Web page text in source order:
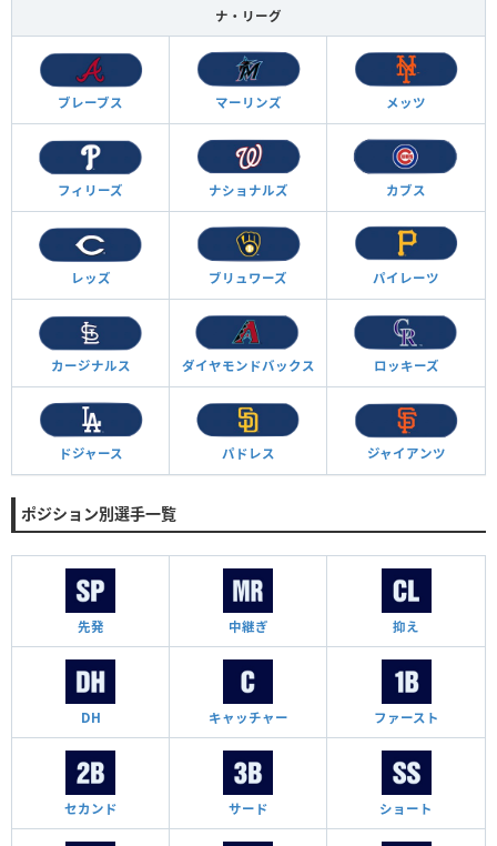
ナ・リーグ
ブレーブス マーリンズ メッツ
フィリーズ ナショナルズ カブス
レッズ ブリュワーズ パイレーツ
カージナルス ダイヤモンドバックス ロッキーズ
ドジャース パドレス ジャイアンツ
ポジション別選手一覧
先発 中継ぎ 抑え
DH キャッチャー ファースト
セカンド サード ショート